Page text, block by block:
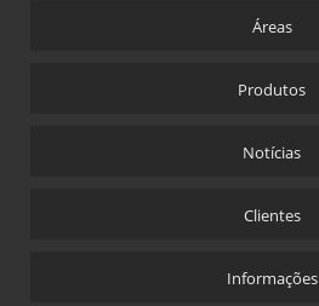
Áreas
Produtos
Notícias
Clientes
Informações